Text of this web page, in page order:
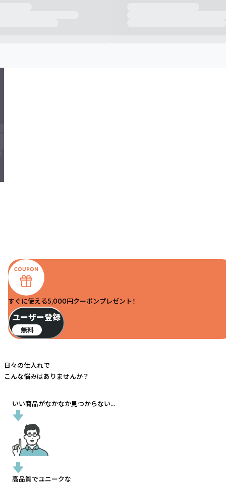
すぐに使える5,000円クーポンプレゼント！
ユーザー登録
無料
日々の仕入れで
こんな悩みはありませんか？
いい商品がなかなか見つからない...
高品質でユニークな